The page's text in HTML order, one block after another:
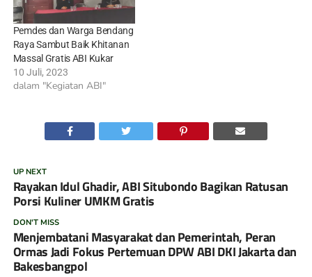
Pemdes dan Warga Bendang
Raya Sambut Baik Khitanan
Massal Gratis ABI Kukar
10 Juli, 2023
dalam "Kegiatan ABI"
UP NEXT
Rayakan Idul Ghadir, ABI Situbondo Bagikan Ratusan
Porsi Kuliner UMKM Gratis
DON'T MISS
Menjembatani Masyarakat dan Pemerintah, Peran
Ormas Jadi Fokus Pertemuan DPW ABI DKI Jakarta dan
Bakesbangpol